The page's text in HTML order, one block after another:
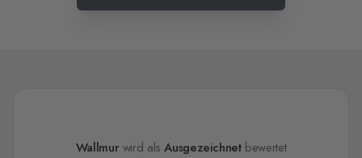
Wallmur wird alsAusgezeichnetbewertet